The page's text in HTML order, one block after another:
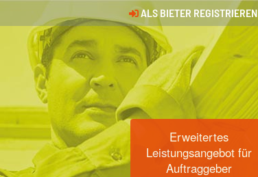
ALS BIETER REGISTRIEREN
Erweitertes
Leistungsangebot für
Auftraggeber